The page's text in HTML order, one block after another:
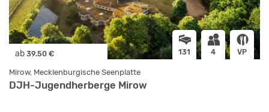
ab 39.50 € 131 4 VP
Mirow, Mecklenburgische Seenplatte
DJH-Jugendherberge Mirow